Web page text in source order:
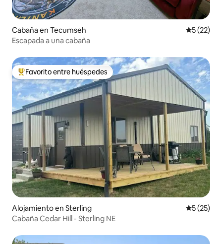
Cabaña en Tecumseh
5 (22)
Escapada a una cabaña
Favorito entre huéspedes preferido
Favorito entre huéspedes
Alojamiento en Sterling
5 (25)
Cabaña Cedar Hill - Sterling NE